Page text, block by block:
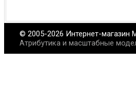
© 2005-2026 Интернет-магазин
Атрибутика и масштабные